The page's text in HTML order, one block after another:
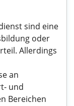
sind eine
oder
Allerdings
an
und
Bereichen